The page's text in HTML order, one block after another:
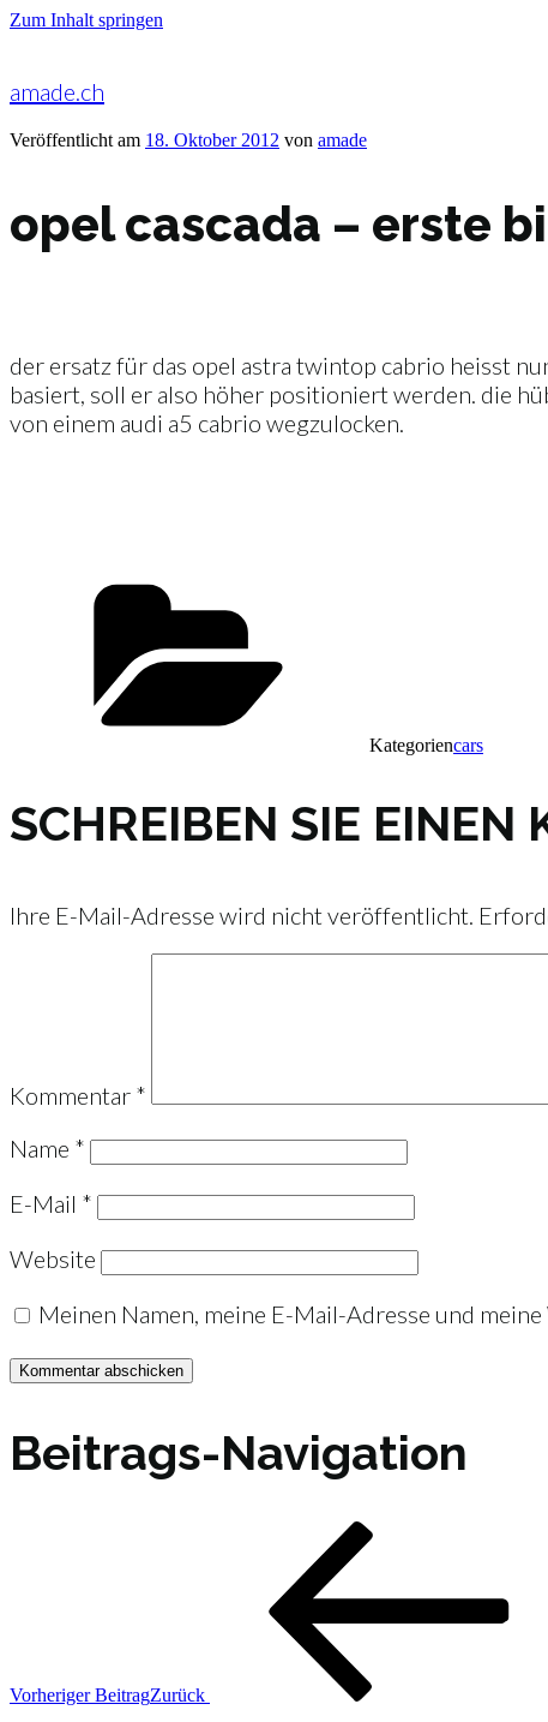
Zum Inhalt springen
amade.ch
Veröffentlicht am 18. Oktober 2012 von amade
opel cascada – erste
der ersatz für das opel astra twintop cabrio heisst
basiert, soll er also höher positioniert werden. die
von einem audi a5 cabrio wegzulocken.
Kategoriencars
SCHREIBEN SIE EINEN
Ihre E-Mail-Adresse wird nicht veröffentlicht.
Kommentar *
Name *
E-Mail *
Website
Meinen Namen, meine E-Mail-Adresse und
Beitrags-Navigation
Vorheriger BeitragZurück